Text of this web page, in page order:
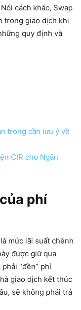
cách khác, Swap
trong giao dịch khi
quy định và
trọng cần lưu ý về
CIR cho Ngân
phí
mức lãi suất chênh
được giữ qua
“đền” phí
giao dịch kết thúc
sẽ không phải trả